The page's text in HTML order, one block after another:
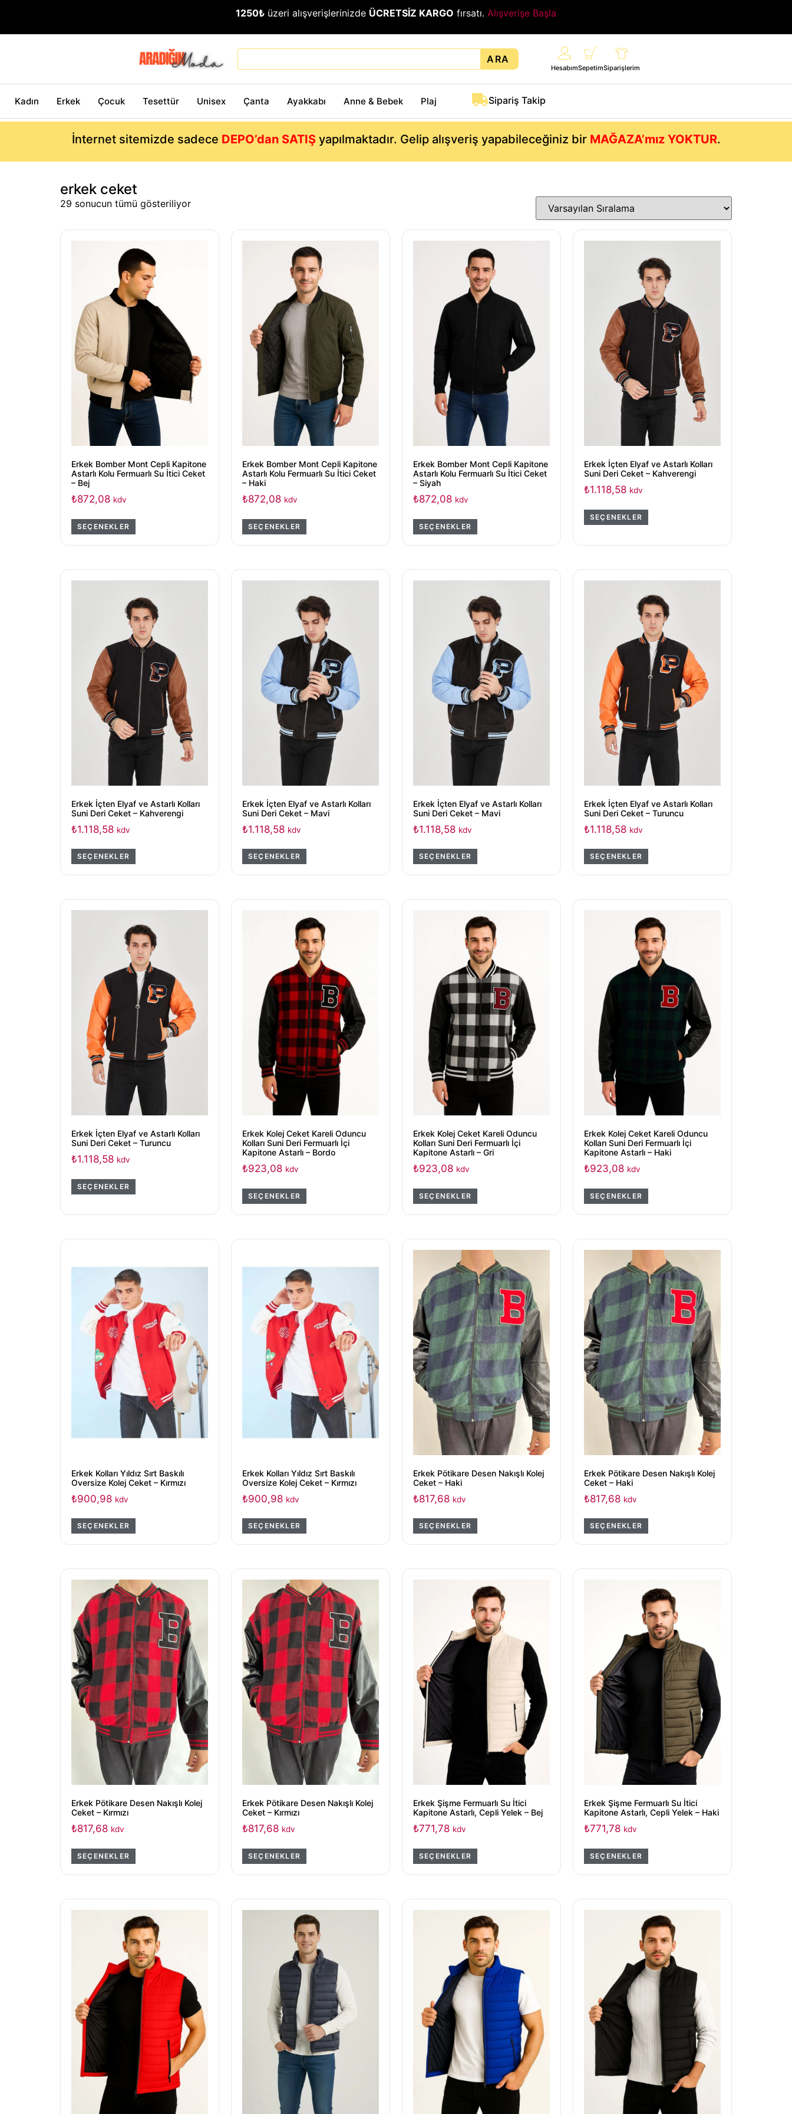
1250₺ üzeri alışverişlerinizde ÜCRETSİZ KARGO fırsatı. Alışverişe Başla
ARA
HesabımSepetimSiparişlerim
Kadın Erkek Çocuk Tesettür Unisex Çanta Ayakkabı Anne & Bebek Plaj Sipariş Takip
İnternet sitemizde sadece DEPO’dan SATIŞyapılmaktadır. Gelip alışveriş yapabileceğiniz bir MAĞAZA’mız YOKTUR.
erkek ceket
29 sonucun tümü gösteriliyor
Erkek Bomber Mont Cepli Kapitone
Astarlı Kolu Fermuarlı Su İtici Ceket
– Bej
₺872,08 kdv
SEÇENEKLER
Erkek Bomber Mont Cepli Kapitone
Astarlı Kolu Fermuarlı Su İtici Ceket
– Haki
₺872,08 kdv
SEÇENEKLER
Erkek Bomber Mont Cepli Kapitone
Astarlı Kolu Fermuarlı Su İtici Ceket
– Siyah
₺872,08 kdv
SEÇENEKLER
Erkek İçten Elyaf ve Astarlı Kolları
Suni Deri Ceket – Kahverengi
₺1.118,58 kdv
SEÇENEKLER
Erkek İçten Elyaf ve Astarlı Kolları
Suni Deri Ceket – Kahverengi
₺1.118,58 kdv
SEÇENEKLER
Erkek İçten Elyaf ve Astarlı Kolları
Suni Deri Ceket – Mavi
₺1.118,58 kdv
SEÇENEKLER
Erkek İçten Elyaf ve Astarlı Kolları
Suni Deri Ceket – Mavi
₺1.118,58 kdv
SEÇENEKLER
Erkek İçten Elyaf ve Astarlı Kolları
Suni Deri Ceket – Turuncu
₺1.118,58 kdv
SEÇENEKLER
Erkek İçten Elyaf ve Astarlı Kolları
Suni Deri Ceket – Turuncu
₺1.118,58 kdv
SEÇENEKLER
Erkek Kolej Ceket Kareli Oduncu
Kolları Suni Deri Fermuarlı İçi
Kapitone Astarlı – Bordo
₺923,08 kdv
SEÇENEKLER
Erkek Kolej Ceket Kareli Oduncu
Kolları Suni Deri Fermuarlı İçi
Kapitone Astarlı – Gri
₺923,08 kdv
SEÇENEKLER
Erkek Kolej Ceket Kareli Oduncu
Kolları Suni Deri Fermuarlı İçi
Kapitone Astarlı – Haki
₺923,08 kdv
SEÇENEKLER
Erkek Kolları Yıldız Sırt Baskılı
Oversize Kolej Ceket – Kırmızı
₺900,98 kdv
SEÇENEKLER
Erkek Kolları Yıldız Sırt Baskılı
Oversize Kolej Ceket – Kırmızı
₺900,98 kdv
SEÇENEKLER
Erkek Pötikare Desen Nakışlı Kolej
Ceket – Haki
₺817,68 kdv
SEÇENEKLER
Erkek Pötikare Desen Nakışlı Kolej
Ceket – Haki
₺817,68 kdv
SEÇENEKLER
Erkek Pötikare Desen Nakışlı Kolej
Ceket – Kırmızı
₺817,68 kdv
SEÇENEKLER
Erkek Pötikare Desen Nakışlı Kolej
Ceket – Kırmızı
₺817,68 kdv
SEÇENEKLER
Erkek Şişme Fermuarlı Su İtici
Kapitone Astarlı, Cepli Yelek – Bej
₺771,78 kdv
SEÇENEKLER
Erkek Şişme Fermuarlı Su İtici
Kapitone Astarlı, Cepli Yelek – Haki
₺771,78 kdv
SEÇENEKLER